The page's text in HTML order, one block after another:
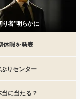
り者”明らかに
休暇を発表
りセンター
に当たる？